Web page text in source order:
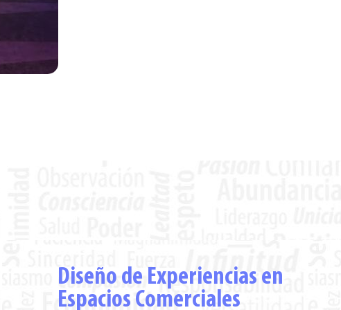
Diseño de Experiencias en
Espacios Comerciales